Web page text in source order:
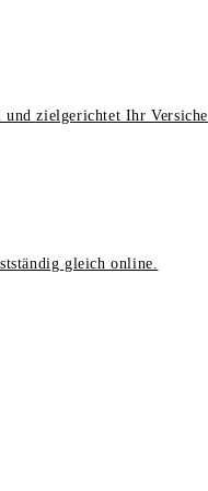
zielgerichtet Ihr
gleich online.